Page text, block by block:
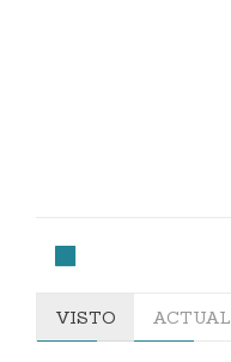
VISTO ACTUAL